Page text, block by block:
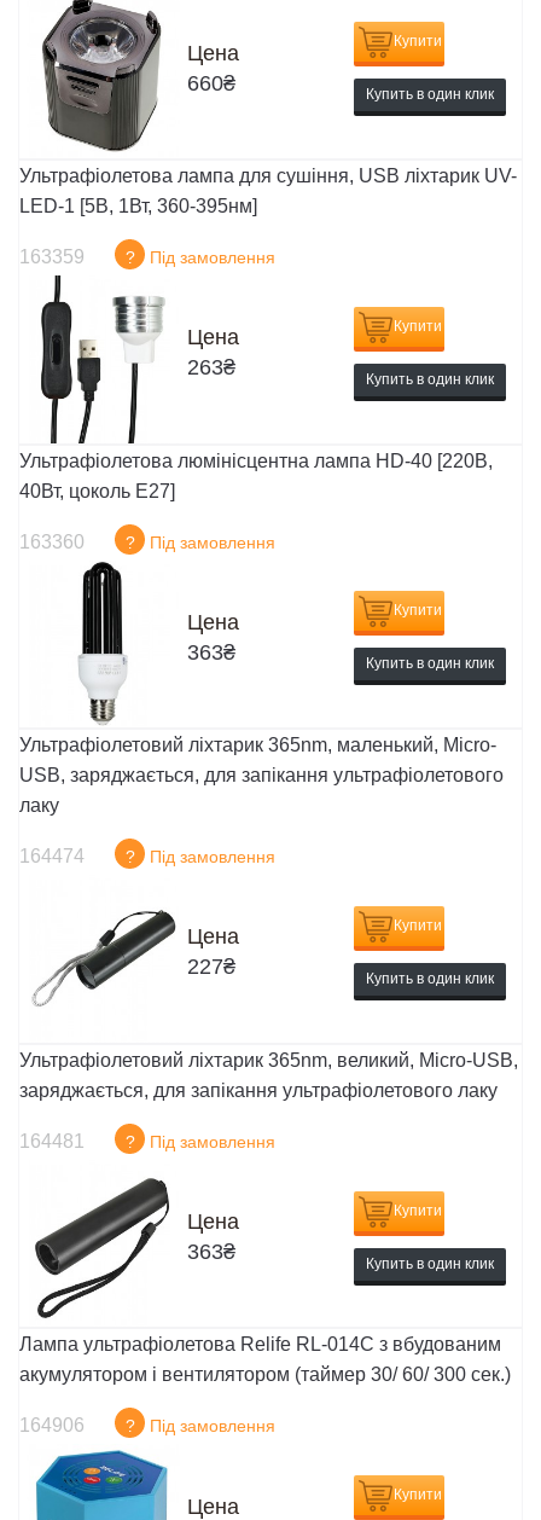
Цена
660₴
Купити
Купить в один клик
Ультрафіолетова лампа для сушіння, USB ліхтарик UV-
LED-1 [5В, 1Вт, 360-395нм]
163359 ? Під замовлення
Цена
263₴
Купити
Купить в один клик
Ультрафіолетова люмінісцентна лампа HD-40 [220В,
40Вт, цоколь E27]
163360 ? Під замовлення
Цена
363₴
Купити
Купить в один клик
Ультрафіолетовий ліхтарик 365nm, маленький, Micro-
USB, заряджається, для запікання ультрафіолетового
лаку
164474 ? Під замовлення
Цена
227₴
Купити
Купить в один клик
Ультрафіолетовий ліхтарик 365nm, великий, Micro-USB,
заряджається, для запікання ультрафіолетового лаку
164481 ? Під замовлення
Цена
363₴
Купити
Купить в один клик
Лампа ультрафіолетова Relife RL-014C з вбудованим
акумулятором і вентилятором (таймер 30/ 60/ 300 сек.)
164906 ? Під замовлення
Цена
Купити